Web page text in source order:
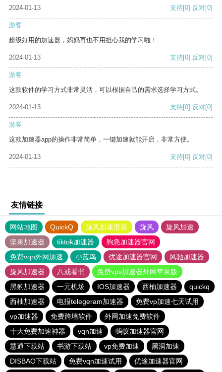
2024-01-13 支持[0] 反对[0]
游客
超级好用的加速器，妈妈再也不用担心我的学习啦！
2024-01-13 支持[0] 反对[0]
游客
这款软件的学习方式非常灵活，可以根据自己的需求选择学习方式。
2024-01-13 支持[0] 反对[0]
游客
这款加速器app的操作非常简单，一键加速就能开启，非常方便。
2024-01-13 支持[0] 反对[0]
友情链接
网站地图 QuickQ 旋风加速度器 旋风
旋风加速
坚果加速器
tiktok加速器
狗急加速器官网
免费vqn外网加速
小蓝鸟 优途加速器官网
风驰加速器
旋风加速器
八戒看书
免费vps加速器外网苹果版
黑豹加速器
一元机场 IOS加速器 西柚加速器
quickq
西柚加速器
电报telegeram加速器
免费vp加速七天试用
vp加速器
免费跨墙软件
外网加速免费软件
十大免费加速神器
vqn加速
蚂蚁加速器官网
慧通下载站
书游下载站 vp免费加速
黑洞加速
DISBAO下载站
免费vqn加速试用 优途加速器官网